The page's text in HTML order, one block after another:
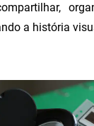
a história